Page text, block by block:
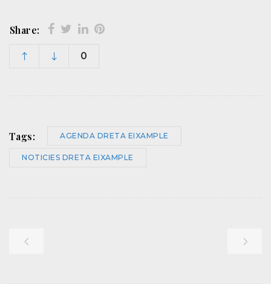
Share:
0
Tags: AGENDA DRETA EIXAMPLE
NOTICIES DRETA EIXAMPLE